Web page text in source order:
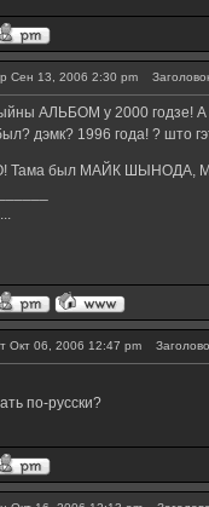
Сен 13, 2006 2:30 pm
АЛЬБОМ у 2000 годзе! А
дэмк? 1996 года! ? што
Тама был МАЙК ШЫНОДА,
Окт 06, 2006 12:47 pm
по-русски?